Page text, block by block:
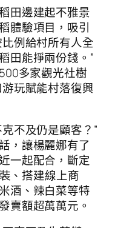
田邊建起不雅景
體驗項目，吸引
例給村所有人全
田能掙兩份錢。”
多家觀光社樹
玩賦能村落復興
不及仍是顧客？”
，讓楊麗娜有了
一起配合，斷定
、搭建線上商
酒、辣白菜等特
賣額超萬萬元。